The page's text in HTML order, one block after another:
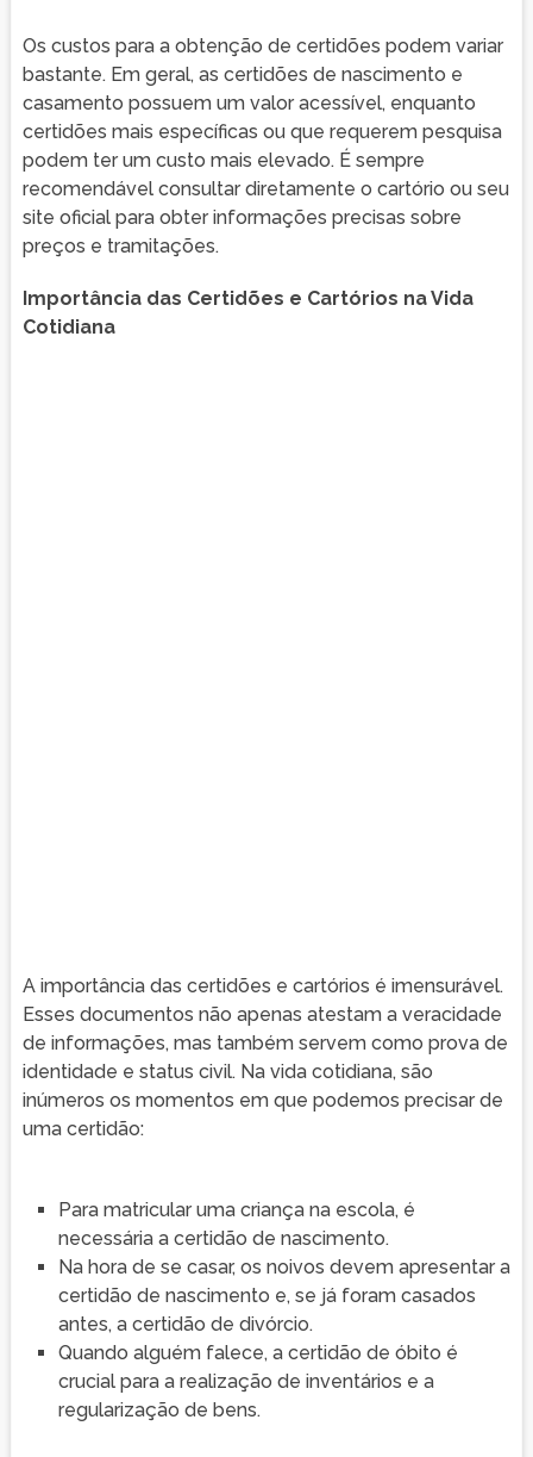
Os custos para a obtenção de certidões podem variar
bastante. Em geral, as certidões de nascimento e
casamento possuem um valor acessível, enquanto
certidões mais específicas ou que requerem pesquisa
podem ter um custo mais elevado. É sempre
recomendável consultar diretamente o cartório ou seu
site oficial para obter informações precisas sobre
preços e tramitações.
Importância das Certidões e Cartórios na Vida
Cotidiana
A importância das certidões e cartórios é imensurável.
Esses documentos não apenas atestam a veracidade
de informações, mas também servem como prova de
identidade e status civil. Na vida cotidiana, são
inúmeros os momentos em que podemos precisar de
uma certidão:
Para matricular uma criança na escola, é
necessária a certidão de nascimento.
Na hora de se casar, os noivos devem apresentar a
certidão de nascimento e, se já foram casados
antes, a certidão de divórcio.
Quando alguém falece, a certidão de óbito é
crucial para a realização de inventários e a
regularização de bens.